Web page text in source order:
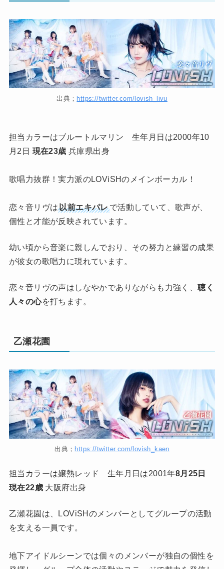
出典； https://twitter.com/lovish_livu
担当カラーはブルートルマリン 生年月日は2000年10
月2日 現在23歳 兵庫県出身
歌唱力抜群！実力派のLOViSHのメインボーカル！
恋々音リヴは以前エキパレで活動していて、歌声が、
個性と才能が反映されています。
幼い頃から音楽に親しんでおり、その努力と練習の成果
が彼女の歌唱力に現れています。
恋々音リヴの声はしなやかでありながらも力強く、聴く
人々の心を打ちます。
乙瀬花園
出典； https://twitter.com/lovish_kaen
担当カラーは嬢熱レッド 生年月日は2001年8月25日
現在22歳 大阪府出身
乙瀬花園は、LOViSHのメンバーとしてグループの活動
を支える一員です。
地下アイドルシーンでは個々のメンバーが独自の個性を